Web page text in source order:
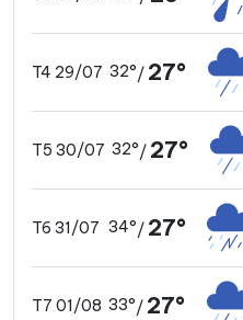
T4 29/07 32°/ 27°
T5 30/07 32°/ 27°
T6 31/07 34°/ 27°
T7 01/08 33°/ 27°